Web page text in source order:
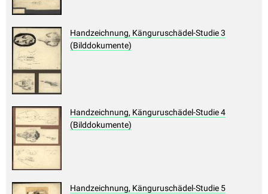
Handzeichnung, Känguruschädel-Studie 3
(Bilddokumente)
Handzeichnung, Känguruschädel-Studie 4
(Bilddokumente)
Handzeichnung, Känguruschädel-Studie 5